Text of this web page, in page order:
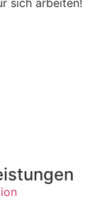
sich arbeiten!